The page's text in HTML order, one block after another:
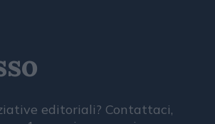
editoriali? Contattaci,